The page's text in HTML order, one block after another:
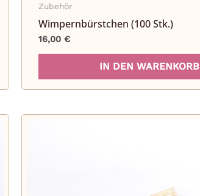
Zubehör
Wimpernbürstchen (100 Stk.)
16,00 €
IN DEN WARENKORB